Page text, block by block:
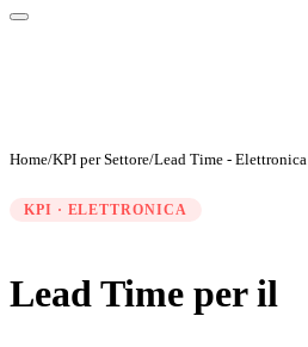
Home/KPI per Settore/Lead Time - Elettronica
KPI · ELETTRONICA
Lead Time per il